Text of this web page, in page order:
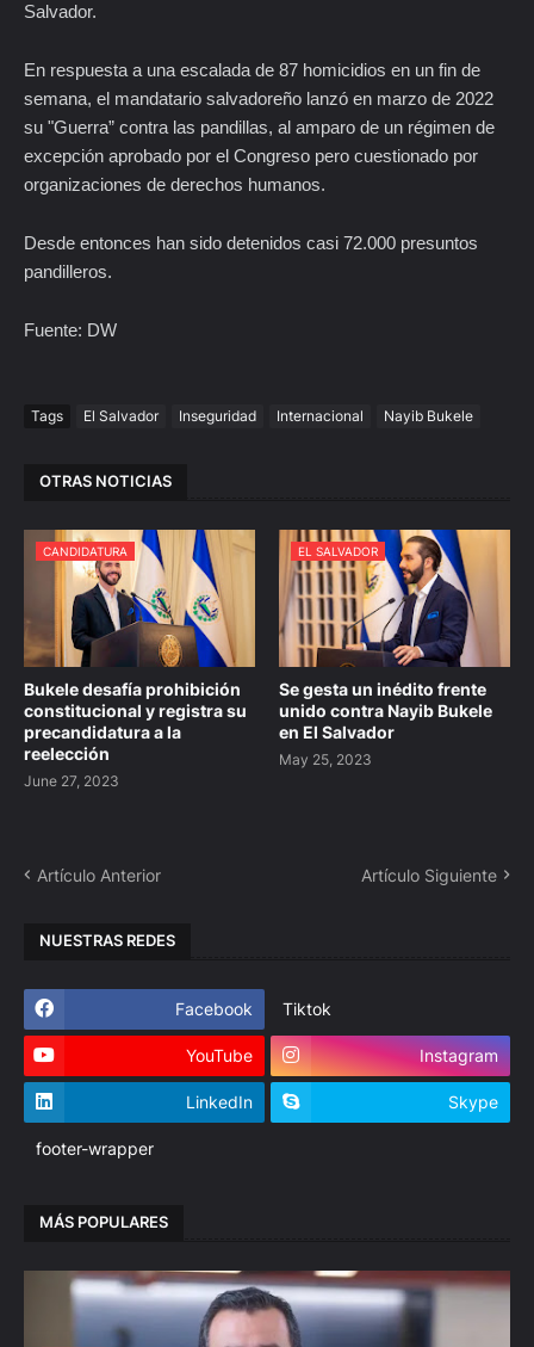
Salvador.
En respuesta a una escalada de 87 homicidios en un fin de
semana, el mandatario salvadoreño lanzó en marzo de 2022
su "Guerra” contra las pandillas, al amparo de un régimen de
excepción aprobado por el Congreso pero cuestionado por
organizaciones de derechos humanos.
Desde entonces han sido detenidos casi 72.000 presuntos
pandilleros.
Fuente: DW
Tags El Salvador Inseguridad Internacional Nayib Bukele
OTRAS NOTICIAS
CANDIDATURA
Bukele desafía prohibición
constitucional y registra su
precandidatura a la
reelección
June 27, 2023
EL SALVADOR
Se gesta un inédito frente
unido contra Nayib Bukele
en El Salvador
May 25, 2023
Artículo Anterior Artículo Siguiente
NUESTRAS REDES
Facebook Tiktok
YouTube Instagram
LinkedIn Skype
footer-wrapper
MÁS POPULARES